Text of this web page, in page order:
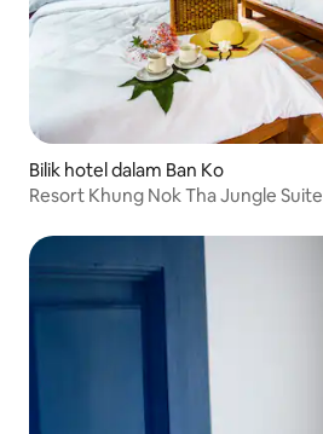
Bilik hotel dalam Ban Ko
Resort Khung Nok Tha Jungle Suite